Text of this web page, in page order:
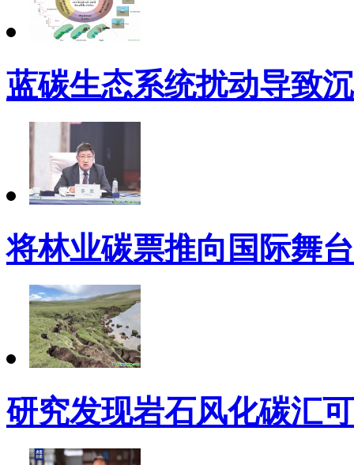
蓝碳生态系统扰动导致
将林业碳票推向国际舞台
研究发现岩石风化碳汇